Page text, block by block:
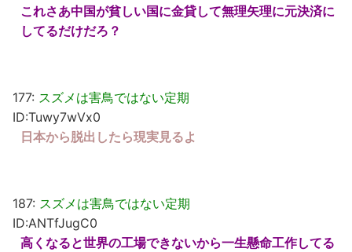
これさあ中国が貧しい国に金貸して無理矢理に元決済に
してるだけだろ？
177: スズメは害鳥ではない定期
ID:Tuwy7wVx0
日本から脱出したら現実見るよ
187: スズメは害鳥ではない定期
ID:ANTfJugC0
高くなると世界の工場できないから一生懸命工作してる